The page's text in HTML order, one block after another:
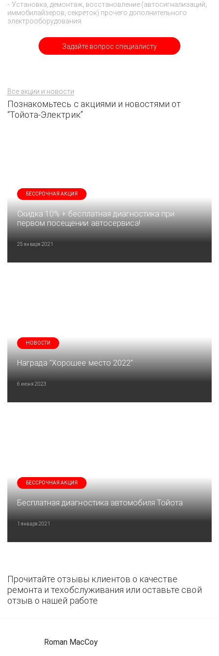
Задайте вопрос специалисту
Установка, демонтаж, восстановление (автосигнализаций,
иммобилайзеров, секреток) прочего дополнительного
электрооборудования.
Все акции и новости
Познакомьтесь с акциями и новостями от
“Тойота-Электрик”
БЕССРОЧНАЯ АКЦИЯ
Скидка 10% + бесплатная диагностика при
первом посещении автосервиса!
25 января 2021
НОВОСТИ
Награда "Хорошее место 2022"
6 июня 2023
БЕССРОЧНАЯ АКЦИЯ
Бесплатная диагностика автомобиля Тойота
1 января 2021
Прочитайте отзывы клиентов о качестве
ремонта и техобслуживания или оставьте свой
отзыв о нашей работе
Roman MacCoy